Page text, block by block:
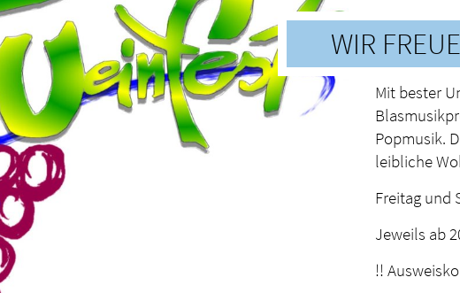
WIR
Mit bester
Popmusik.
leibliche
Freitag und
Jeweils ab
!!